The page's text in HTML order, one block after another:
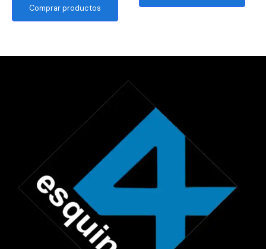
Comprar productos